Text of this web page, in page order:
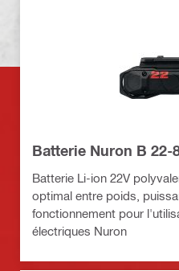
Batterie Nuron B 22-
Batterie Li-ion 22V
optimal entre poids,
fonctionnement pour
électriques Nuron